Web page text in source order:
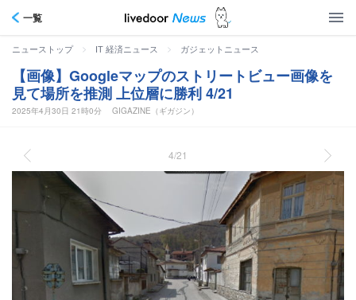
一覧
ニューストップ > IT 経済ニュース > ガジェットニュース
【画像】Googleマップのストリートビュー画像を
見て場所を推測 上位層に勝利 4/21
2025年4月30日 21時0分 GIGAZINE（ギガジン）
4/21